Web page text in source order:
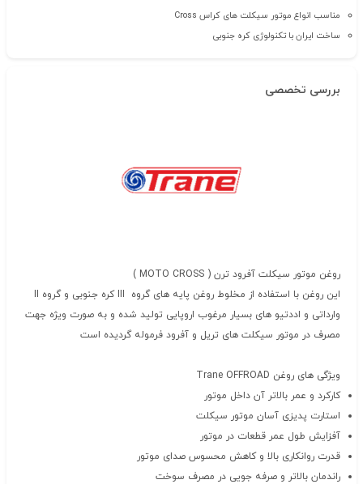
مناسب انواع موتور سیکلت های کراس Cross
ساخت ایران با تکنولوژی کره جنوبی
بررسی تخصصی
روغن موتور سیکلت آفرود ترن ( MOTO CROSS )
این روغن با استفاده از مخلوط روغن پایه های گروه III کره جنوبی و گروه II
وارداتی و اددتیو های بسیار مرغوب اروپایی تولید شده و به صورت ویژه جهت
مصرف در موتور سیکلت های تریل و آفرود فرموله گردیده است
ویژگی های روغن Trane OFFROAD
کارکرد و عمر بالاتر آن داخل موتور
استارت پدیزی آسان موتور سیکلت
آفزایش طول عمر قطعات در موتور
قدرت روانکاری بالا و کاهش محسوس صدای موتور
راندمان بالاتر و صرفه جویی در مصرف سوخت